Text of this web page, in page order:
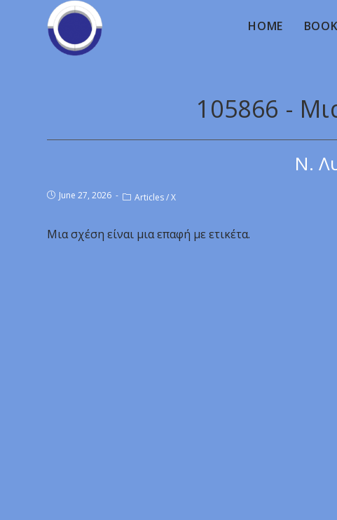
HOME
105866 -
Ν.
June 27, 2026 Articles/X
Μια σχέση είναι μια επαφή με ετικέτα.